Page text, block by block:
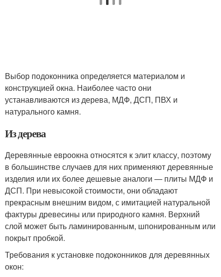
Выбор подоконника определяется материалом и
конструкцией окна. Наиболее часто они
устанавливаются из дерева, МДФ, ДСП, ПВХ и
натурального камня.
Из дерева
Деревянные евроокна относятся к элит классу, поэтому
в большинстве случаев для них применяют деревянные
изделия или их более дешевые аналоги — плиты МДФ и
ДСП. При невысокой стоимости, они обладают
прекрасным внешним видом, с имитацией натуральной
фактуры древесины или природного камня. Верхний
слой может быть ламинированным, шпонированным или
покрыт пробкой.
Требования к установке подоконников для деревянных
окон: